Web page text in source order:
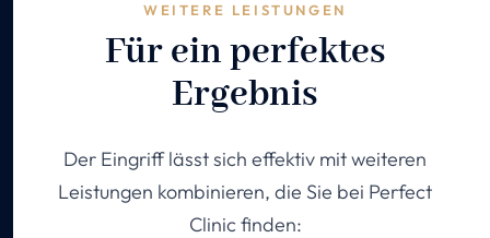
WEITERE LEISTUNGEN
Für ein perfektes
Ergebnis
Der Eingriff lässt sich effektiv mit weiteren
Leistungen kombinieren, die Sie bei Perfect
Clinic finden: